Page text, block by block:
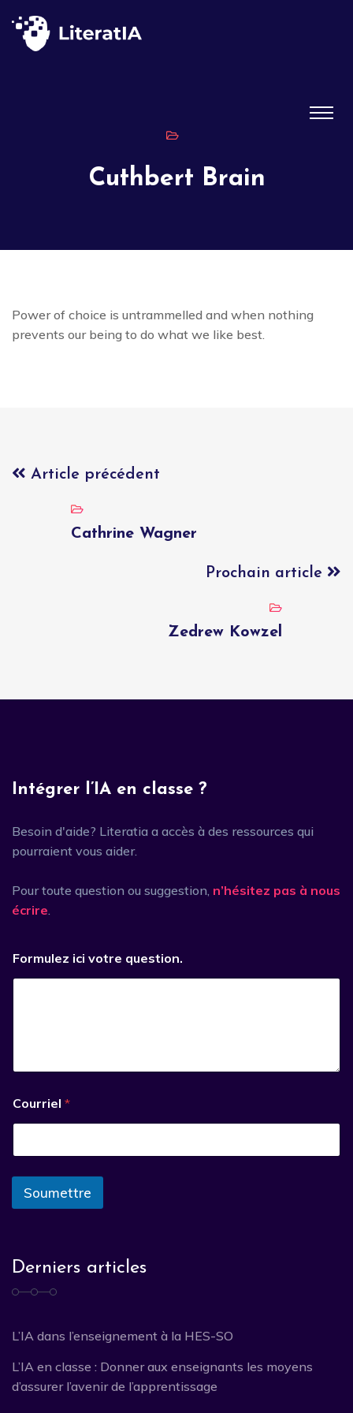
Cuthbert Brain
Power of choice is untrammelled and when nothing
prevents our being to do what we like best.
Article précédent
Cathrine Wagner
Prochain article
Zedrew Kowzel
Intégrer l’IA en classe ?
Besoin d'aide? Literatia a accès à des ressources qui
pourraient vous aider.
Pour toute question ou suggestion, n’hésitez pas à nous
écrire.
Formulez ici votre question.
Courriel *
Soumettre
Derniers articles
L’IA dans l’enseignement à la HES-SO
L’IA en classe : Donner aux enseignants les moyens
d’assurer l’avenir de l’apprentissage